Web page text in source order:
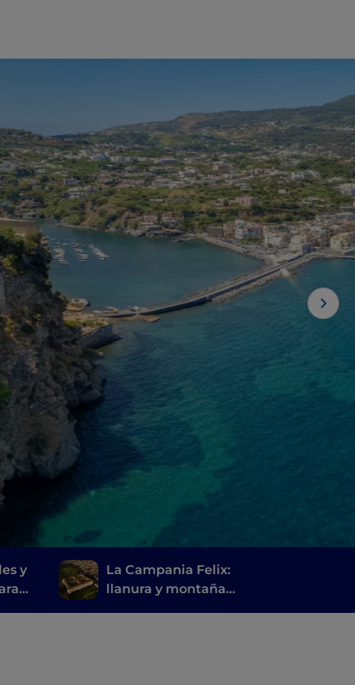
y
La Campania Felix:
llanura y montaña